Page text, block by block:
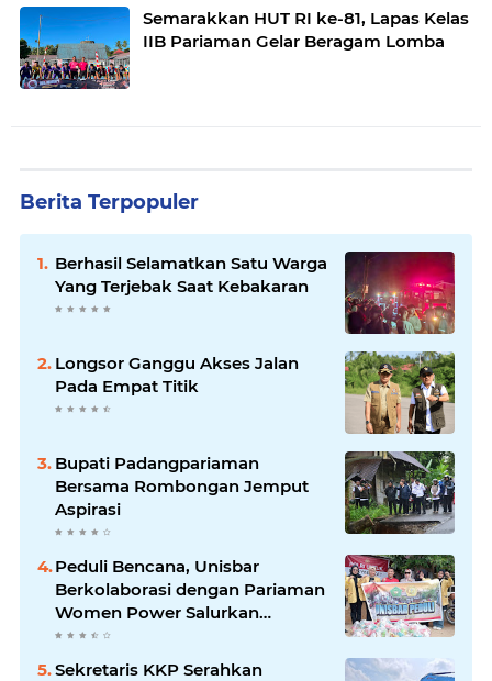
Semarakkan HUT RI ke-81, Lapas Kelas
IIB Pariaman Gelar Beragam Lomba
Berita Terpopuler
Berhasil Selamatkan Satu Warga
Yang Terjebak Saat Kebakaran
Longsor Ganggu Akses Jalan
Pada Empat Titik
Bupati Padangpariaman
Bersama Rombongan Jemput
Aspirasi
Peduli Bencana, Unisbar
Berkolaborasi dengan Pariaman
Women Power Salurkan
Bantuan untuk Korban Banjir di
Padang
Sekretaris KKP Serahkan